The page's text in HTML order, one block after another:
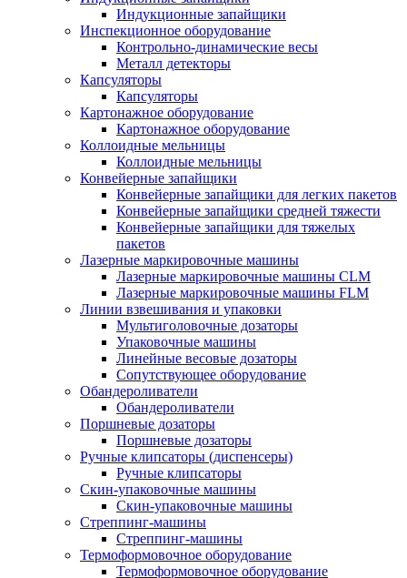
Индукционные запайщики
Инспекционное оборудование
Контрольно-динамические весы
Металл детекторы
Капсуляторы
Капсуляторы
Картонажное оборудование
Картонажное оборудование
Коллоидные мельницы
Коллоидные мельницы
Конвейерные запайщики
Конвейерные запайщики для легких пакетов
Конвейерные запайщики средней тяжести
Конвейерные запайщики для тяжелых
пакетов
Лазерные маркировочные машины
Лазерные маркировочные машины CLM
Лазерные маркировочные машины FLM
Линии взвешивания и упаковки
Мультиголовочные дозаторы
Упаковочные машины
Линейные весовые дозаторы
Сопутствующее оборудование
Обандероливатели
Обандероливатели
Поршневые дозаторы
Поршневые дозаторы
Ручные клипсаторы (диспенсеры)
Ручные клипсаторы
Скин-упаковочные машины
Скин-упаковочные машины
Стреппинг-машины
Стреппинг-машины
Термоформовочное оборудование
Термоформовочное оборудование